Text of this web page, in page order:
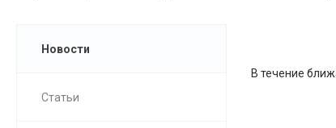
Новости
Статьи
В течение